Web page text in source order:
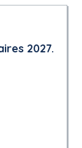
2027.